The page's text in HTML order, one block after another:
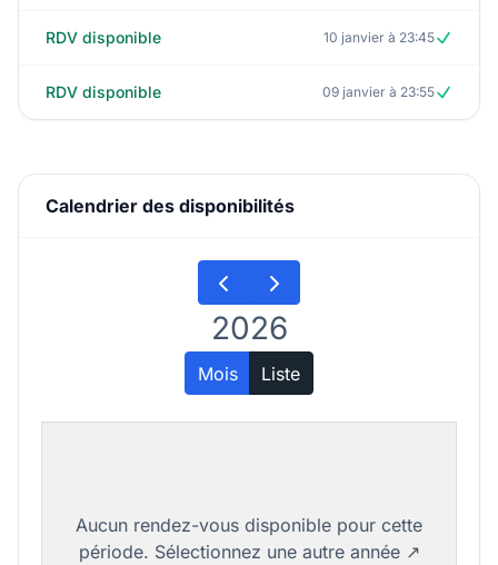
RDV disponible 10 janvier à 23:45
RDV disponible 09 janvier à 23:55
Calendrier des disponibilités
2026
Mois Liste